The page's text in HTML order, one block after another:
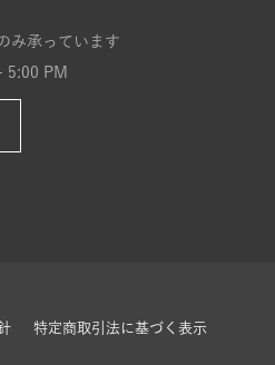
み承っています
5:00 PM
特定商取引法に基づく表示